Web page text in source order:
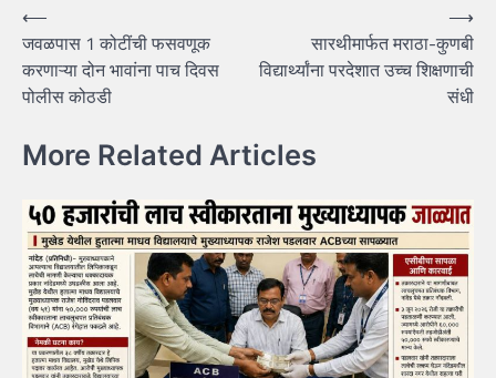
Post
navigation
⟵
जवळपास 1 कोटींची फसवणूक
करणाऱ्या दोन भावांना पाच दिवस
पोलीस कोठडी
सारथीमार्फत मराठा-कुणबी
विद्यार्थ्यांना परदेशात उच्च शिक्षणाची
संधी
⟶
More Related Articles